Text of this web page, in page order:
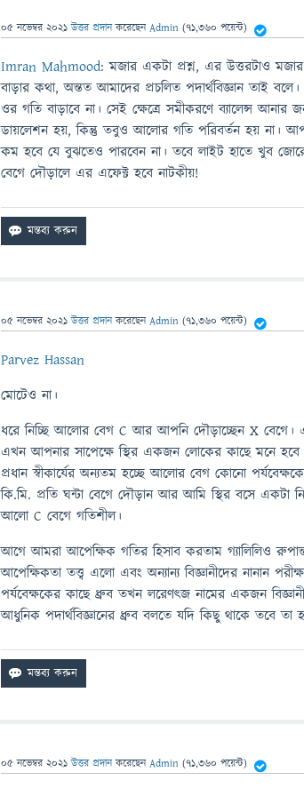
05 নভেম্বর 2021 উত্তর প্রদান করেছেনAdmin (71,360 পয়েন্ট)
Imran Mahmood: মজার একটা প্রশ্ন, এর উত্তরটাও
বাড়ার কথা, অন্তত আমাদের প্রচলিত পদার্থবিজ্ঞান তাই
ওর গতি বাড়াবে না। সেই ক্ষেত্রে সমীকরণে ব্যালেন্স
ডায়লেশন হয়, কিন্তু তবুও আলোর গতি পরিবর্তন হয় না।
কম হবে যে বুঝতেও পারবেন না। তবে লাইট হাতে খুব
বেগে দৌড়ালে এর এফেক্ট হবে নাটকীয়!
05 নভেম্বর 2021 উত্তর প্রদান করেছেনAdmin (71,360 পয়েন্ট)
Parvez Hassan
মোটেও না।
ধরে নিচ্ছি আলোর বেগ C আর আপনি দৌড়াচ্ছেন X বেগে।
এখন আপনার সাপেক্ষে স্থির একজন লোকের কাছে মনে
প্রধান স্বীকার্যের অন্যতম হচ্ছে আলোর বেগ কোনো
কি.মি. প্রতি ঘন্টা বেগে দৌড়ান আর আমি স্থির বসে একটা
আলো C বেগে গতিশীল।
আগে আমরা আপেক্ষিক গতির হিসাব করতাম গ্যালিলিও
আপেক্ষিকতা তত্ত্ব এলো এবং অন্যান্য বিজ্ঞানীদের নানান
পর্যবেক্ষকের কাছে ধ্রুব তখন লরেণৎজ নামের একজন
আধুনিক পদার্থবিজ্ঞানের ধ্রুব বলতে যদি কিছু থাকে তবে
05 নভেম্বর 2021 উত্তর প্রদান করেছেনAdmin (71,360 পয়েন্ট)